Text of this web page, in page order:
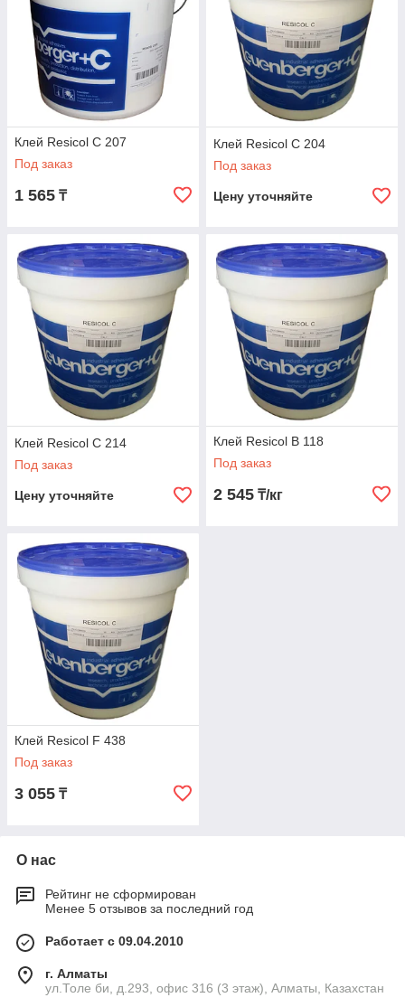
Клей Resicol C 207
Под заказ
1 565 ₸
Клей Resicol C 204
Под заказ
Цену уточняйте
Клей Resicol C 214
Под заказ
Цену уточняйте
Клей Resicol B 118
Под заказ
2 545 ₸/кг
Клей Resicol F 438
Под заказ
3 055 ₸
О нас
Рейтинг не сформирован
Менее 5 отзывов за последний год
Работает с 09.04.2010
г. Алматы
ул.Толе би, д.293, офис 316 (3 этаж), Алматы, Казахстан